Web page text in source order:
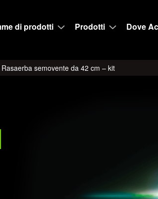
di prodotti Prodotti Dove
semovente da 42 cm – kit